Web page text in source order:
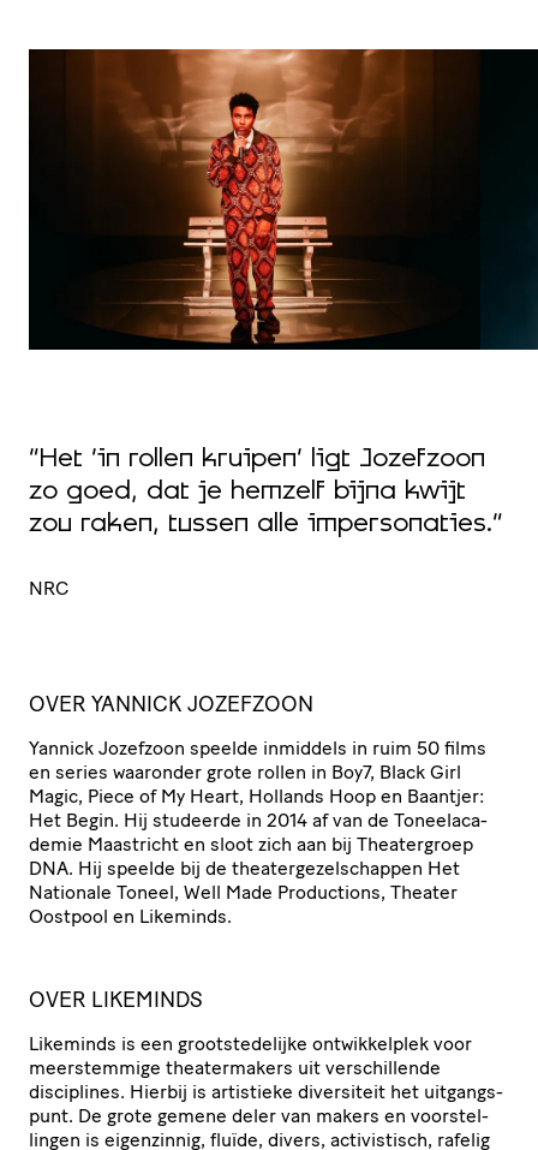
“Het ‘in rollen kruipen’ ligt Jozefzoon
zo goed, dat je hemzelf bijna kwijt
zou raken, tussen alle impersonaties.”
NRC
OVER YANNICK JOZEFZOON
Yannick Jozefzoon speelde inmiddels in ruim 50 films
en series waaronder grote rollen in Boy7, Black Girl
Magic, Piece of My Heart, Hollands Hoop en Baantjer:
Het Begin. Hij studeerde in 2014 af van de Toneel­aca­
demie Maastricht en sloot zich aan bij Thea­ter­groep
DNA. Hij speelde bij de thea­ter­ge­zel­schappen Het
Nationale Toneel, Well Made Productions, Theater
Oostpool en Likeminds.
OVER LIKEMINDS
Likeminds is een groot­ste­de­lijke ontwik­kel­plek voor
meer­stem­mige thea­ter­ma­kers uit verschil­lende
disciplines. Hierbij is artistieke diversiteit het uitgangs­
punt. De grote gemene deler van makers en voor­stel­
lingen is eigenzinnig, fluïde, divers, acti­vis­tisch, rafelig